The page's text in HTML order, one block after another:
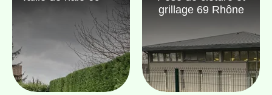
grillage 69 Rhône